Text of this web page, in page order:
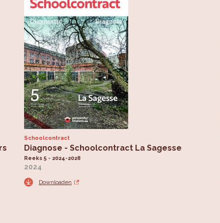
Schoolcontract
Diagnose - Schoolcontract La Sagesse
Reeks 5 - 2024-2028
2024
Downloaden